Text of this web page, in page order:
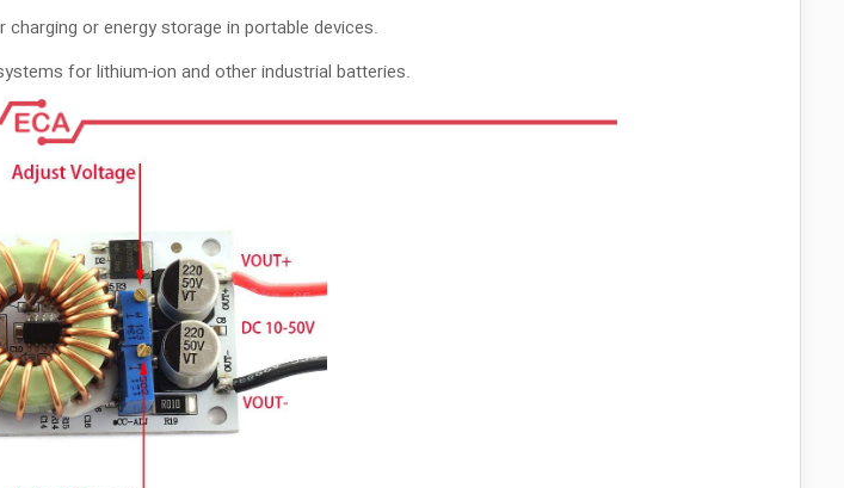
or energy storage in portable devices.
for lithium-ion and other industrial batteries.